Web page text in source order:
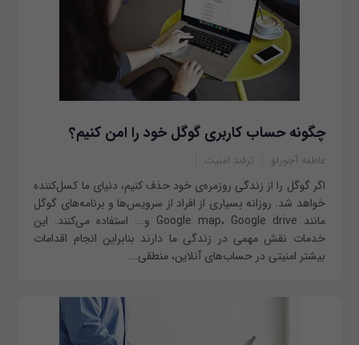
چگونه حساب کاربری گوگل خود را امن کنیم؟
عاطفه آجورلو ترفند امنیت
اگر گوگل را از زندگی روزمره‌ی خود حذف کنیم، دنیای ما کسل‌کننده
خواهد شد. روزانه بسیاری از افراد از سرویس‌ها و برنامه‌های گوگل
مانند Google map، Google drive و... استفاده می‌کنند. این
خدمات نقش مهمی در زندگی ما دارند بنابراین انجام اقدامات
بیشتر امنیتی در حساب‌های آنلاین، منطقی...